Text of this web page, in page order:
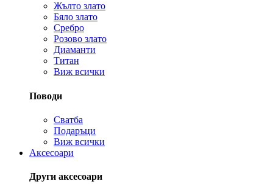
Жълто злато
Бяло злато
Сребро
Розово злато
Диаманти
Титан
Виж всички
Поводи
Сватба
Подаръци
Виж всички
Аксесоари
Други аксесоари